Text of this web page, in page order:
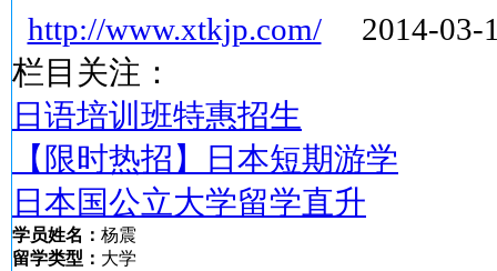
http://www.xtkjp.com/2014-03-
栏目关注：
日语培训班特惠招生
【限时热招】日本短期游学
日本国公立大学留学直升
学员姓名： 杨震
留学类型： 大学